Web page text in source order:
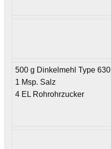
500 g Dinkelmehl Type 630
1 Msp. Salz
4 EL Rohrohrzucker